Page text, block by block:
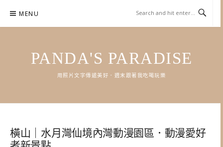
content
MENU
PANDA'S PARADISE
用照片文字傳遞美好．週末跟著我吃喝玩樂
橫山｜水月灣仙境內灣動漫園區．動漫愛好